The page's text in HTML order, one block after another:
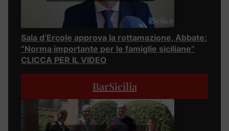
Sala d’Ercole approva la rottamazione, Abbate:
“Norma importante per le famiglie siciliane”
CLICCA PER IL VIDEO
BarSicilia